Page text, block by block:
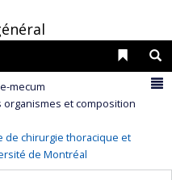
Liens
mecum
organismes et composition
de chirurgie thoracique et
de Montréal